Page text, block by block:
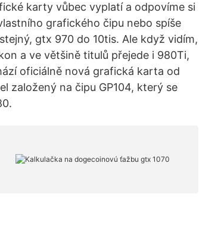
karty vůbec vyplatí a odpovíme si
grafického čipu nebo spíše
gtx 970 do 10tis. Ale když vidím,
a ve většině titulů přejede i 980Ti,
oficiálně nová grafická karta od
založený na čipu GP104, který se